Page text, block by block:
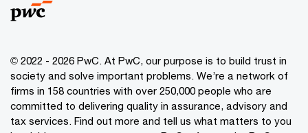
© 2022 - 2026 PwC. At PwC, our purpose is to build trust in
society and solve important problems. We’re a network of
firms in 158 countries with over 250,000 people who are
committed to delivering quality in assurance, advisory and
tax services. Find out more and tell us what matters to you